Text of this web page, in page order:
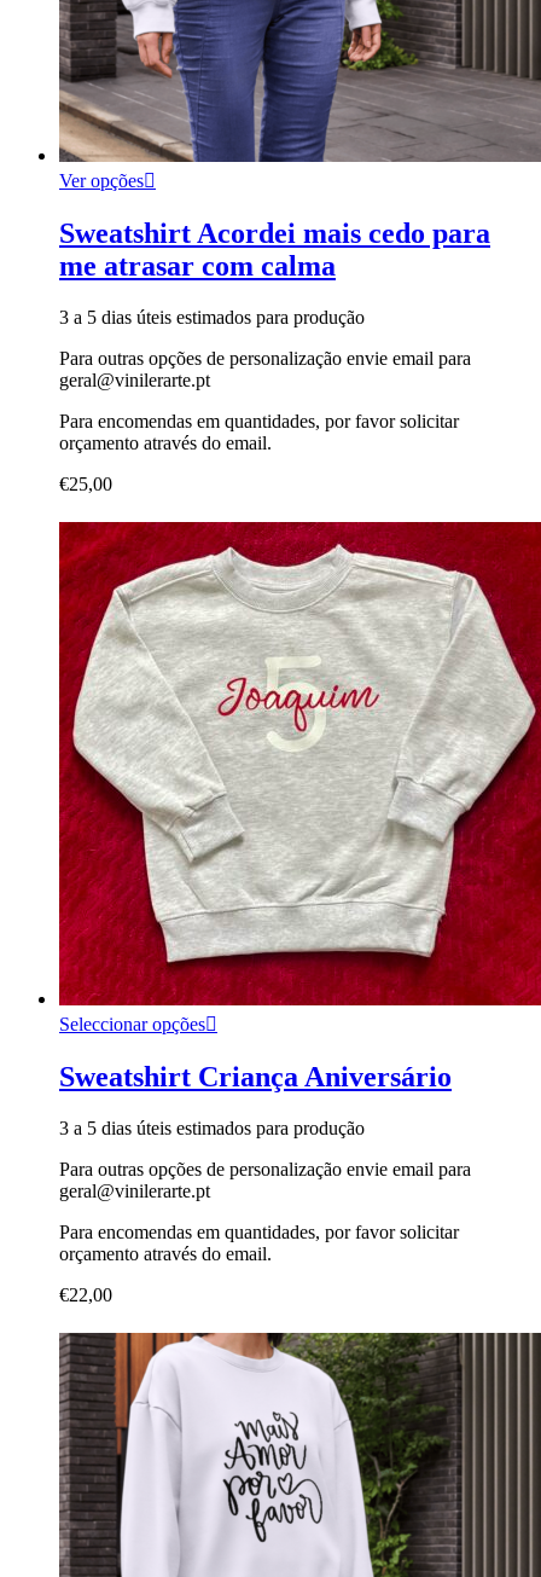
Ver opções
Sweatshirt Acordei mais cedo para
me atrasar com calma
3 a 5 dias úteis estimados para produção
Para outras opções de personalização envie email para
geral@vinilerarte.pt
Para encomendas em quantidades, por favor solicitar
orçamento através do email.
€25,00
Seleccionar opções
Sweatshirt Criança Aniversário
3 a 5 dias úteis estimados para produção
Para outras opções de personalização envie email para
geral@vinilerarte.pt
Para encomendas em quantidades, por favor solicitar
orçamento através do email.
€22,00